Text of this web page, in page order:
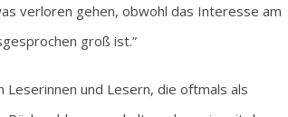
verloren gehen, obwohl das Interesse am
groß ist.”
Leserinnen und Lesern, die oftmals als